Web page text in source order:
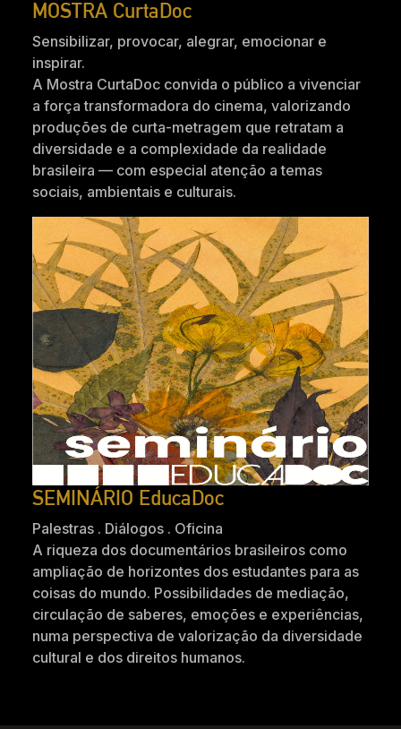
MOSTRA CurtaDoc
Sensibilizar, provocar, alegrar, emocionar e
inspirar.
A Mostra CurtaDoc convida o público a vivenciar
a força transformadora do cinema, valorizando
produções de curta-metragem que retratam a
diversidade e a complexidade da realidade
brasileira — com especial atenção a temas
sociais, ambientais e culturais.
SEMINÁRIO EducaDoc
Palestras . Diálogos . Oficina
A riqueza dos documentários brasileiros como
ampliação de horizontes dos estudantes para as
coisas do mundo. Possibilidades de mediação,
circulação de saberes, emoções e experiências,
numa perspectiva de valorização da diversidade
cultural e dos direitos humanos.